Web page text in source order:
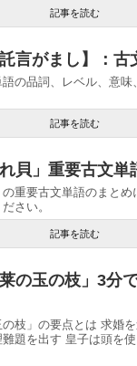
記事を読む
言がまし】：古
の品詞、レベル、意味
記事を読む
貝」重要古文単
の重要古文単語のまと
さい。
記事を読む
の玉の枝」3分
の枝」の要点とは 求婚
題を出す 皇子は頭を